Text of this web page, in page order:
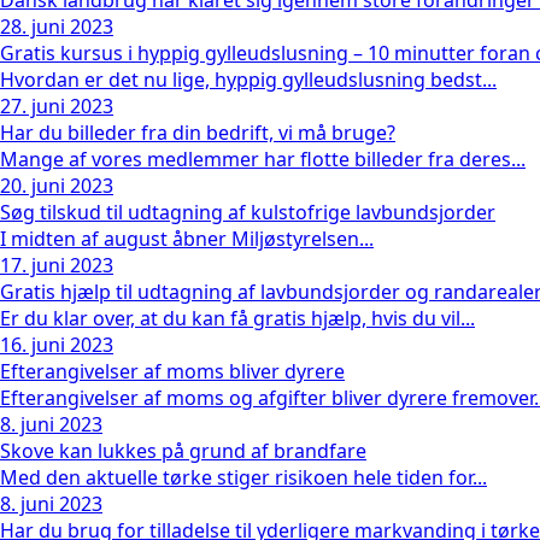
28. juni 2023
Gratis kursus i hyppig gylleudslusning – 10 minutter foran
Hvordan er det nu lige, hyppig gylleudslusning bedst...
27. juni 2023
Har du billeder fra din bedrift, vi må bruge?
Mange af vores medlemmer har flotte billeder fra deres...
20. juni 2023
Søg tilskud til udtagning af kulstofrige lavbundsjorder
I midten af august åbner Miljøstyrelsen...
17. juni 2023
Gratis hjælp til udtagning af lavbundsjorder og
Er du klar over, at du kan få gratis hjælp, hvis du vil...
16. juni 2023
Efterangivelser af moms bliver dyrere
Efterangivelser af moms og afgifter bliver dyrere
8. juni 2023
Skove kan lukkes på grund af brandfare
Med den aktuelle tørke stiger risikoen hele tiden for...
8. juni 2023
Har du brug for tilladelse til yderligere markvanding i